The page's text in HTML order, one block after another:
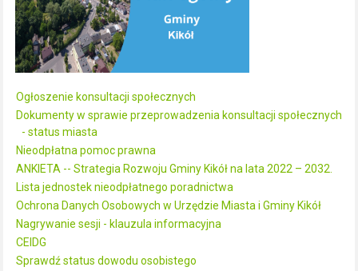
Ogłoszenie konsultacji społecznych
Dokumenty w sprawie przeprowadzenia konsultacji społecznych
- status miasta
Nieodpłatna pomoc prawna
ANKIETA -- Strategia Rozwoju Gminy Kikół na lata 2022 – 2032.
Lista jednostek nieodpłatnego poradnictwa
Ochrona Danych Osobowych w Urzędzie Miasta i Gminy Kikół
Nagrywanie sesji - klauzula informacyjna
CEIDG
Sprawdź status dowodu osobistego